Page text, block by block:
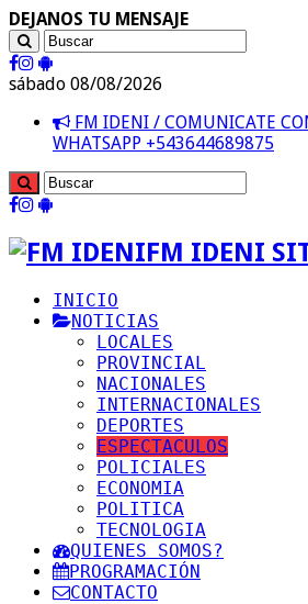
DEJANOS TU MENSAJE
sábado 08/08/2026
FM IDENI / COMUNICATE
WHATSAPP +543644689875
FM IDENI
INICIO
NOTICIAS
LOCALES
PROVINCIAL
NACIONALES
INTERNACIONALES
DEPORTES
ESPECTACULOS
POLICIALES
ECONOMIA
POLITICA
TECNOLOGIA
QUIENES SOMOS?
PROGRAMACIÓN
CONTACTO